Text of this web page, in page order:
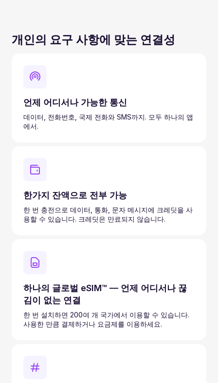
개인의 요구 사항에 맞는 연결성
언제 어디서나 가능한 통신
데이터, 전화번호, 국제 전화와 SMS까지. 모두 하나의 앱
에서.
한가지 잔액으로 전부 가능
한 번 충전으로 데이터, 통화, 문자 메시지에 크레딧을 사
용할 수 있습니다. 크레딧은 만료되지 않습니다.
하나의 글로벌 eSIM™ — 언제 어디서나 끊
김이 없는 연결
한 번 설치하면 200여 개 국가에서 이용할 수 있습니다.
사용한 만큼 결제하거나 요금제를 이용하세요.